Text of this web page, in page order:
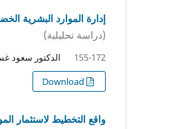
إدارة الموارد البشرية
(دراسة تحليلية)
الدكتور سعود
155-172
واقع التخطيط لاستثمار